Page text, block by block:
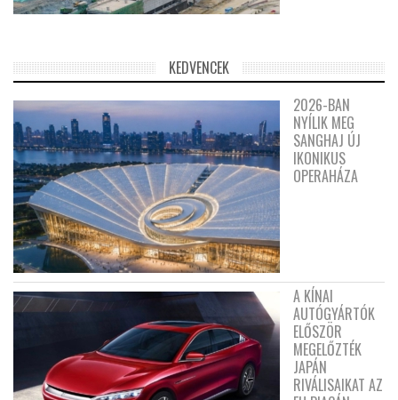
KEDVENCEK
2026-BAN
NYÍLIK MEG
SANGHAJ ÚJ
IKONIKUS
OPERAHÁZA
A KÍNAI
AUTÓGYÁRTÓK
ELŐSZÖR
MEGELŐZTÉK
JAPÁN
RIVÁLISAIKAT AZ